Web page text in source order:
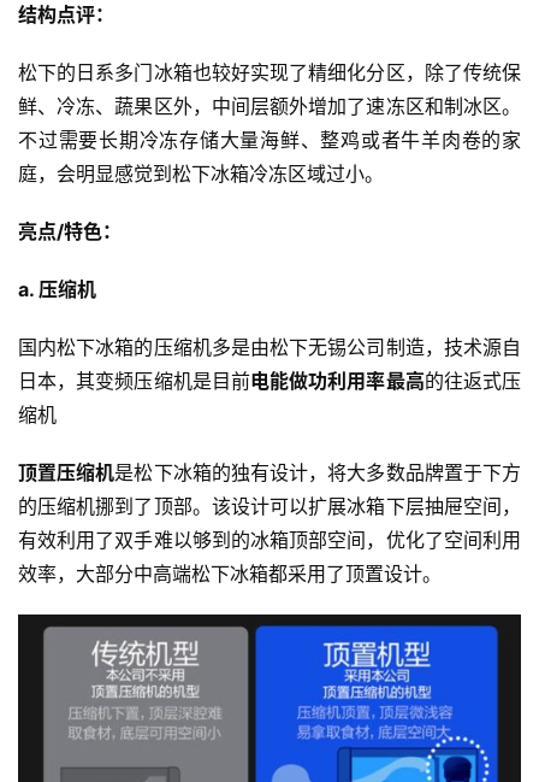
结构点评：
松下的日系多门冰箱也较好实现了精细化分区，除了传统保
鲜、冷冻、蔬果区外，中间层额外增加了速冻区和制冰区。
不过需要长期冷冻存储大量海鲜、整鸡或者牛羊肉卷的家
庭，会明显感觉到松下冰箱冷冻区域过小。
亮点/特色：
a. 压缩机
国内松下冰箱的压缩机多是由松下无锡公司制造，技术源自
日本，其变频压缩机是目前电能做功利用率最高的往返式压
缩机
顶置压缩机是松下冰箱的独有设计，将大多数品牌置于下方
的压缩机挪到了顶部。该设计可以扩展冰箱下层抽屉空间，
有效利用了双手难以够到的冰箱顶部空间，优化了空间利用
效率，大部分中高端松下冰箱都采用了顶置设计。